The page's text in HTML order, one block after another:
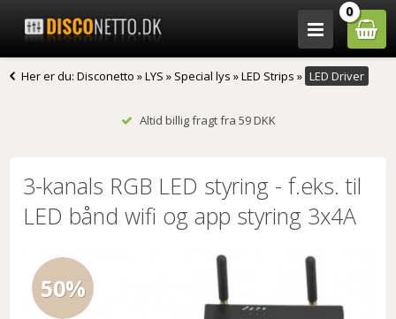
0
Her er du:Disconetto »LYS » Special lys »LED Strips » LED Driver
Altid billig fragt fra 59 DKK
3-kanals RGB LED styring - f.eks. til
LED bånd wifi og app styring 3x4A
50%